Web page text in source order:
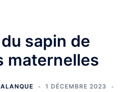
sapin de
maternelles
1 DÉCEMBRE 2023